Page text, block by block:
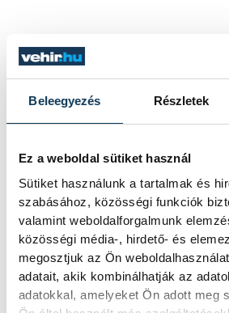
Beleegyezés Részletek
Ez a weboldal sütiket használ
Sütiket használunk a tartalmak és
szabásához, közösségi funkciók
valamint weboldalforgalmunk
közösségi média-, hirdető- és
megosztjuk az Ön
adatait, akik kombinálhatják az
adatokkal, amelyeket Ön adott meg